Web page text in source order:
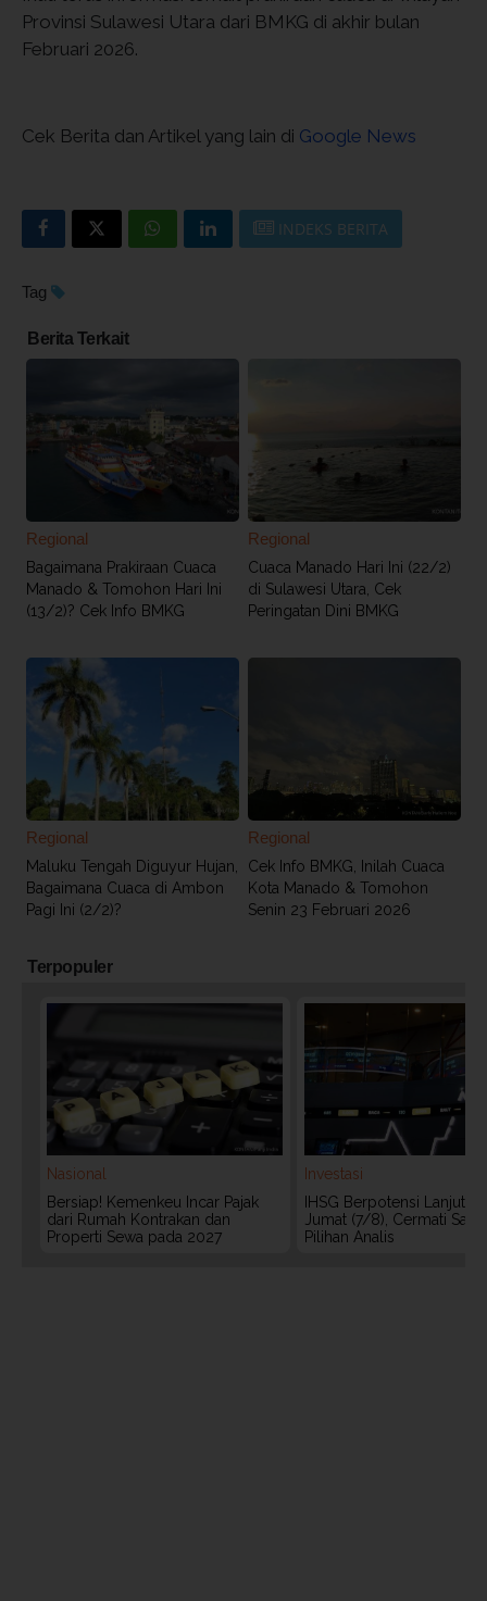
Provinsi Sulawesi Utara dari BMKG di akhir bulan
Februari 2026.
Cek Berita dan Artikel yang lain di Google News
INDEKS BERITA
Tag
Berita Terkait
Regional
Bagaimana Prakiraan Cuaca
Manado & Tomohon Hari Ini
(13/2)? Cek Info BMKG
Regional
Cuaca Manado Hari Ini (22/2)
di Sulawesi Utara, Cek
Peringatan Dini BMKG
Regional
Maluku Tengah Diguyur Hujan,
Bagaimana Cuaca di Ambon
Pagi Ini (2/2)?
Regional
Cek Info BMKG, Inilah Cuaca
Kota Manado & Tomohon
Senin 23 Februari 2026
Terpopuler
Nasional
Bersiap! Kemenkeu Incar Pajak
dari Rumah Kontrakan dan
Properti Sewa pada 2027
Investasi
IHSG Berpotensi Lanjut
Jumat (7/8), Cermati
Pilihan Analis